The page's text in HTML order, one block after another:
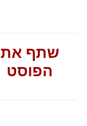
שתף את
הפוסט